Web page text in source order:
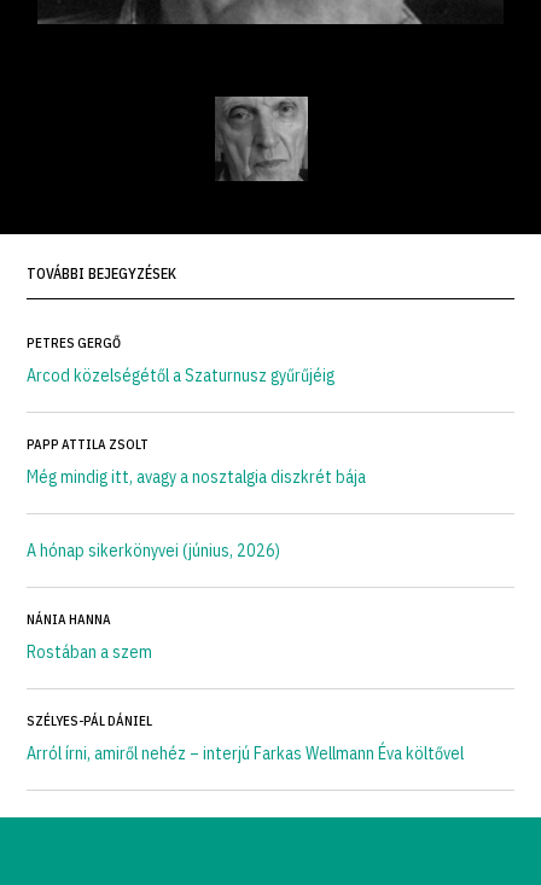
TOVÁBBI BEJEGYZÉSEK
PETRES GERGŐ
Arcod közelségétől a Szaturnusz gyűrűjéig
PAPP ATTILA ZSOLT
Még mindig itt, avagy a nosztalgia diszkrét bája
A hónap sikerkönyvei (június, 2026)
NÁNIA HANNA
Rostában a szem
SZÉLYES-PÁL DÁNIEL
Arról írni, amiről nehéz – interjú Farkas Wellmann Éva költővel